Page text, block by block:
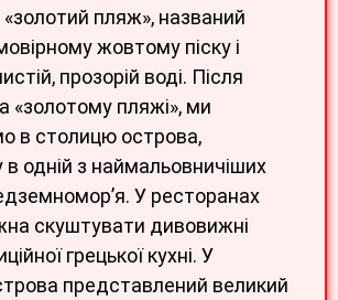
«золотий пляж», названий
жовтому піску і
прозорій воді. Після
«золотому пляжі», ми
в столицю острова,
одній з наймальовничіших
У ресторанах
скуштувати дивовижні
грецької кухні. У
представлений великий